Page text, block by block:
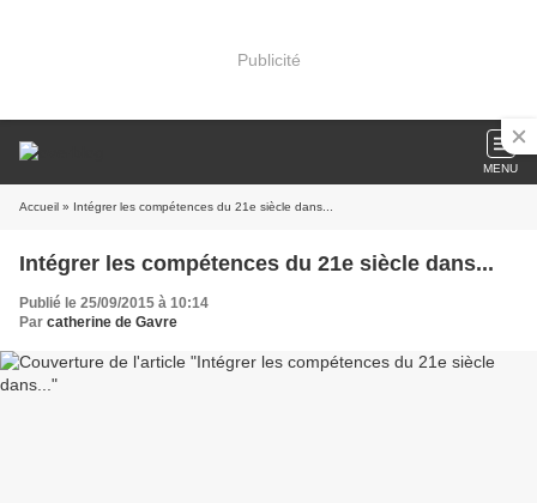
Publicité
MENU
Accueil » Intégrer les compétences du 21e siècle dans...
Intégrer les compétences du 21e siècle dans...
Publié le 25/09/2015 à 10:14
Par catherine de Gavre